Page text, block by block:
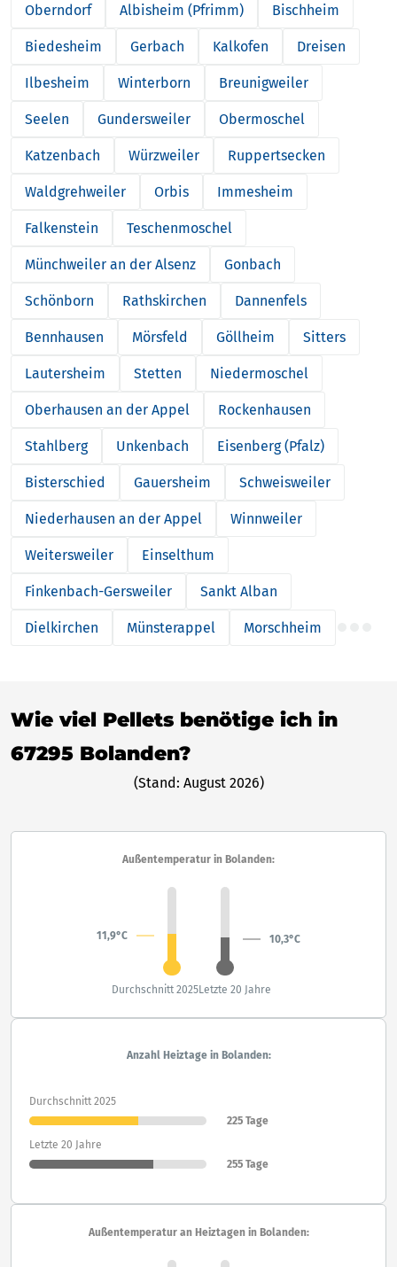
Oberndorf Albisheim (Pfrimm) Bischheim
Biedesheim Gerbach Kalkofen Dreisen
Ilbesheim Winterborn Breunigweiler
Seelen Gundersweiler Obermoschel
Katzenbach Würzweiler Ruppertsecken
Waldgrehweiler Orbis Immesheim
Falkenstein Teschenmoschel
Münchweiler an der Alsenz Gonbach
Schönborn Rathskirchen Dannenfels
Bennhausen Mörsfeld Göllheim Sitters
Lautersheim Stetten Niedermoschel
Oberhausen an der Appel Rockenhausen
Stahlberg Unkenbach Eisenberg (Pfalz)
Bisterschied Gauersheim Schweisweiler
Niederhausen an der Appel Winnweiler
Weitersweiler Einselthum
Finkenbach-Gersweiler Sankt Alban
Dielkirchen Münsterappel Morschheim
Wie viel Pellets benötige ich in
67295 Bolanden?
(Stand: August 2026)
Außentemperatur in Bolanden:
11,9°C 10,3°C
Durchschnitt 2025Letzte 20 Jahre
Anzahl Heiztage in Bolanden:
Durchschnitt 2025
225 Tage
Letzte 20 Jahre
255 Tage
Außentemperatur an Heiztagen in Bolanden: